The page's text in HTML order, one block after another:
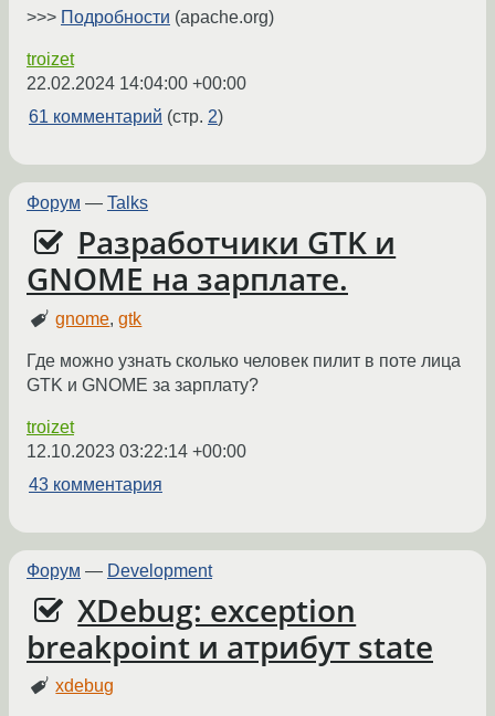
>>> Подробности (apache.org)
troizet
22.02.2024 14:04:00 +00:00
61 комментарий (стр. 2)
Форум — Talks
Разработчики GTK и
GNOME на зарплате.
gnome,gtk
Где можно узнать сколько человек пилит в поте лица
GTK и GNOME за зарплату?
troizet
12.10.2023 03:22:14 +00:00
43 комментария
Форум — Development
XDebug: exception
breakpoint и атрибут state
xdebug